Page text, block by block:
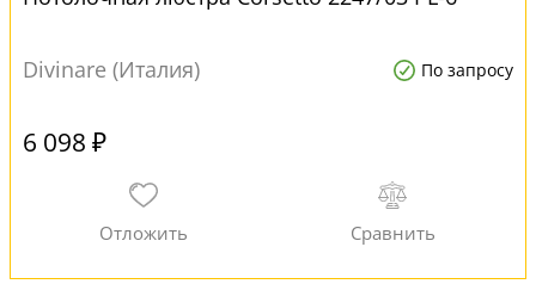
Divinare (Италия) По запросу
6 098 ₽